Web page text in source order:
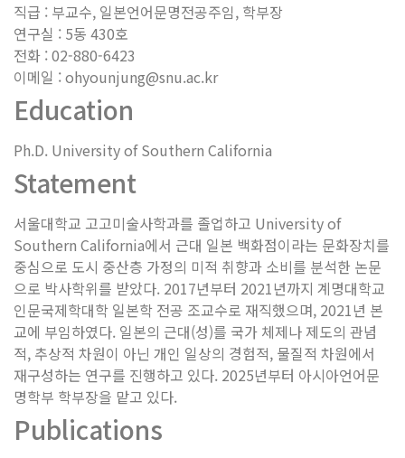
직급 : 부교수, 일본언어문명전공주임, 학부장
연구실 : 5동 430호
전화 : 02-880-6423
이메일 : ohyounjung@snu.ac.kr
Education
Ph.D. University of Southern California
Statement
서울대학교 고고미술사학과를 졸업하고 University of
Southern California에서 근대 일본 백화점이라는 문화장치를
중심으로 도시 중산층 가정의 미적 취향과 소비를 분석한 논문
으로 박사학위를 받았다. 2017년부터 2021년까지 계명대학교
인문국제학대학 일본학 전공 조교수로 재직했으며, 2021년 본
교에 부임하였다. 일본의 근대(성)를 국가 체제나 제도의 관념
적, 추상적 차원이 아닌 개인 일상의 경험적, 물질적 차원에서
재구성하는 연구를 진행하고 있다. 2025년부터 아시아언어문
명학부 학부장을 맡고 있다.
Publications